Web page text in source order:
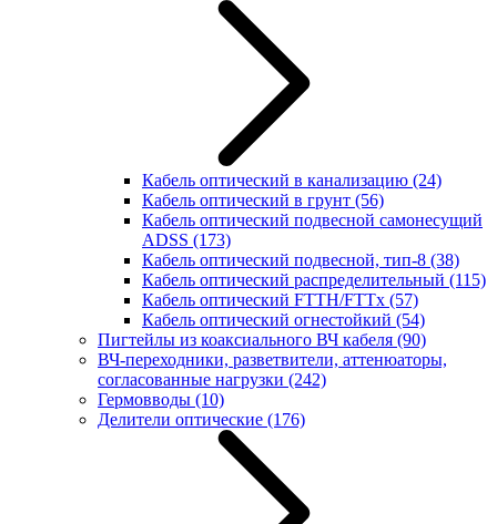
Кабель оптический в канализацию (24)
Кабель оптический в грунт (56)
Кабель оптический подвесной самонесущий
ADSS (173)
Кабель оптический подвесной, тип-8 (38)
Кабель оптический распределительный (115)
Кабель оптический FTTH/FTTx (57)
Кабель оптический огнестойкий (54)
Пигтейлы из коаксиального ВЧ кабеля (90)
ВЧ-переходники, разветвители, аттенюаторы,
согласованные нагрузки (242)
Гермовводы (10)
Делители оптические (176)